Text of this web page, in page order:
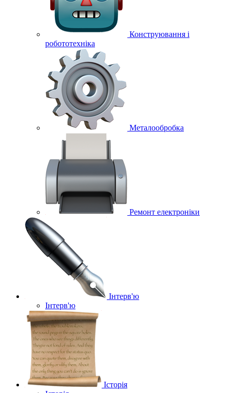
Конструювання і
робототехніка
Металообробка
Ремонт електроніки
Інтерв'ю
Інтерв'ю
Історія